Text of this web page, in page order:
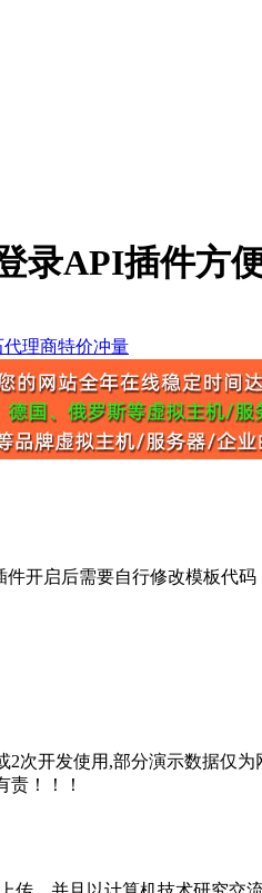
录API插件方
开启后需要自行修改模板代码
次开发使用,部分演示数据仅
！！！